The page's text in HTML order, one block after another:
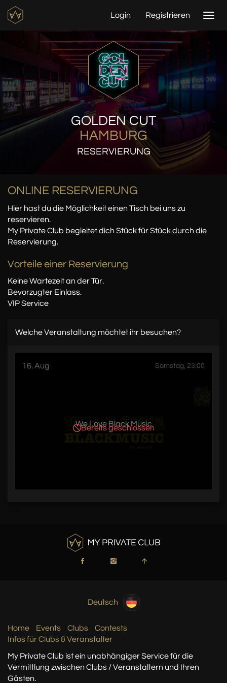
Login Registrieren
GOLDEN CUT
HAMBURG
RESERVIERUNG
ONLINE RESERVIERUNG
Hier hast du die Möglichkeit einen Tisch bei uns zu
reservieren.
My Private Club begleitet dich Stück für Stück durch die
Reservierung.
Vorteile einer Reservierung
Keine Wartezeit an der Tür.
Bevorzugter Einlass.
VIP Service
Welche Veranstaltung möchtet ihr besuchen?
16. Aug Samstag, 23:00
We Love Black Music
Bereits geschlossen
Deutsch
Home Events Clubs
Contests
Infos für Clubs & Veranstalter
My Private Club ist ein unabhängiger Servicefür die
Vermittlung zwischen Clubs / Veranstaltern und Ihren
Gästen.